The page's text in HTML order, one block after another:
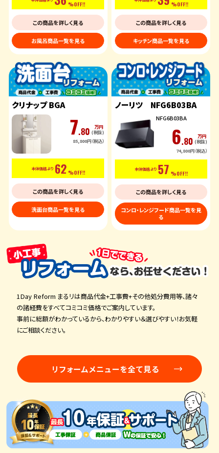
%OFF!!
この商品を詳しく見る
お風呂商品一覧を見る
%OFF!!
この商品を詳しく見る
キッチン商品一覧を見る
クリナップ BGA
7.80 万円
(税抜)
85,800円（税込）
本体価格より 62 %OFF!!
この商品を詳しく見る
洗面台商品一覧を見る
ノーリツ NFG6B03BA
NFG6B03BA
6.80 万円
(税抜)
74,800円（税込）
本体価格より 57 %OFF!!
この商品を詳しく見る
コンロ・レンジフード商品一覧を見
る
1Day Reform まるリは商品代金+工事費+その他処分費用等、諸々
の諸経費をすべてコミコミ価格でご案内しています。
事前に総額がわかっているから、わかりやすい＆選びやすい！お気軽
にご相談ください。
リフォームメニューを全て見る